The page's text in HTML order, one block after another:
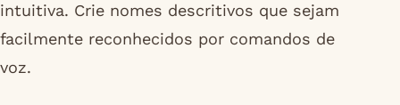
intuitiva. Crie nomes descritivos que sejam
facilmente reconhecidos por comandos de
voz.